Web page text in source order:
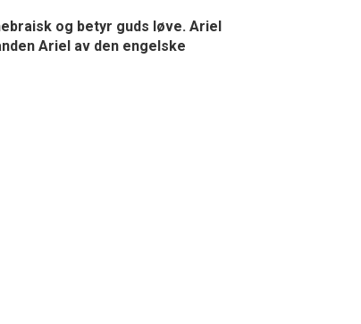
og betyr guds løve. Ariel
Ariel av den engelske